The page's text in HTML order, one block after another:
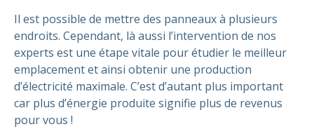
Il est possible de mettre des panneaux à plusieurs
endroits. Cependant, là aussi l’intervention de nos
experts est une étape vitale pour étudier le meilleur
emplacement et ainsi obtenir une production
d’électricité maximale. C’est d’autant plus important
car plus d’énergie produite signifie plus de revenus
pour vous !